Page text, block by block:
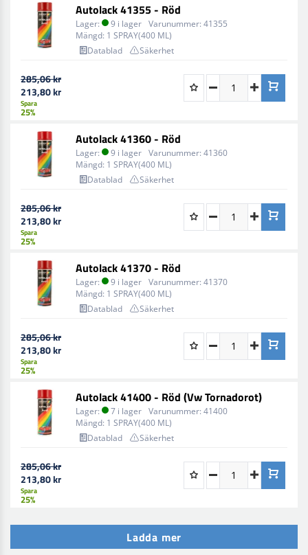
Autolack 41355 - Röd
Lager: 9 i lager Varunummer: 41355
Mängd: 1 SPRAY(400 ML)
Datablad
Säkerhet
285,06 kr
213,80 kr
Spara
25%
Autolack 41360 - Röd
Lager: 9 i lager Varunummer: 41360
Mängd: 1 SPRAY(400 ML)
Datablad
Säkerhet
285,06 kr
213,80 kr
Spara
25%
Autolack 41370 - Röd
Lager: 9 i lager Varunummer: 41370
Mängd: 1 SPRAY(400 ML)
Datablad
Säkerhet
285,06 kr
213,80 kr
Spara
25%
Autolack 41400 - Röd (Vw Tornadorot)
Lager: 7 i lager Varunummer: 41400
Mängd: 1 SPRAY(400 ML)
Datablad
Säkerhet
285,06 kr
213,80 kr
Spara
25%
Ladda mer